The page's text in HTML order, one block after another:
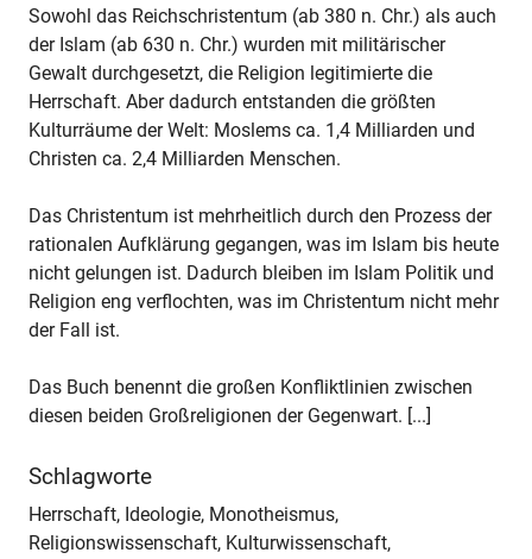
Sowohl das Reichschristentum (ab 380 n. Chr.) als auch
der Islam (ab 630 n. Chr.) wurden mit militärischer
Gewalt durchgesetzt, die Religion legitimierte die
Herrschaft. Aber dadurch entstanden die größten
Kulturräume der Welt: Moslems ca. 1,4 Milliarden und
Christen ca. 2,4 Milliarden Menschen.
Das Christentum ist mehrheitlich durch den Prozess der
rationalen Aufklärung gegangen, was im Islam bis heute
nicht gelungen ist. Dadurch bleiben im Islam Politik und
Religion eng verflochten, was im Christentum nicht mehr
der Fall ist.
Das Buch benennt die großen Konfliktlinien zwischen
diesen beiden Großreligionen der Gegenwart. [...]
Schlagworte
Herrschaft, Ideologie, Monotheismus,
Religionswissenschaft, Kulturwissenschaft,